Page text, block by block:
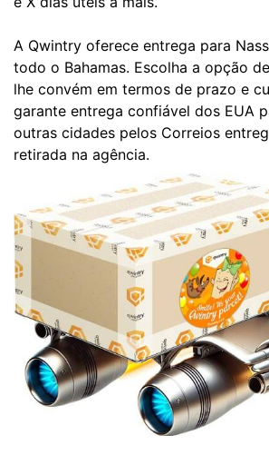
A Qwintry oferece entrega para
todo o Bahamas. Escolha a opção
lhe convém em termos de prazo e
garante entrega confiável dos EUA
outras cidades pelos Correios
retirada na agência.